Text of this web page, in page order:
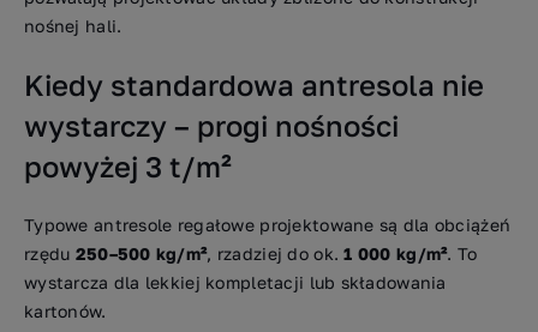
nośnej hali.
Kiedy standardowa antresola nie
wystarczy – progi nośności
powyżej 3 t/m²
Typowe antresole regałowe projektowane są dla obciążeń
rzędu 250–500 kg/m², rzadziej do ok.1 000 kg/m². To
wystarcza dla lekkiej kompletacji lub składowania
kartonów.